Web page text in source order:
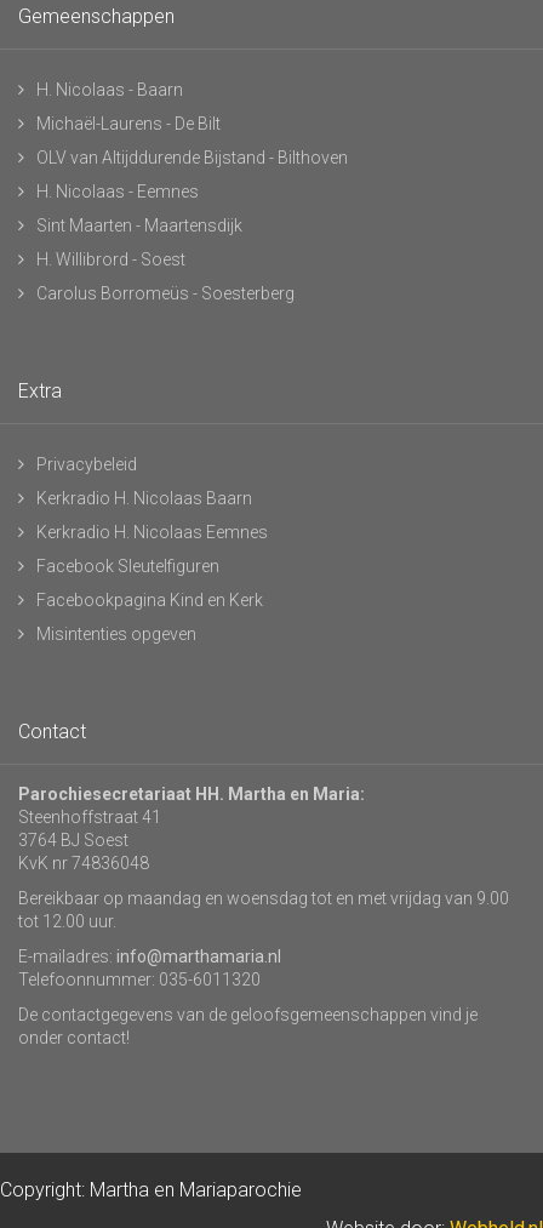
Gemeenschappen
H. Nicolaas - Baarn
Michaël-Laurens - De Bilt
OLV van Altijddurende Bijstand - Bilthoven
H. Nicolaas - Eemnes
Sint Maarten - Maartensdijk
H. Willibrord - Soest
Carolus Borromeüs - Soesterberg
Extra
Privacybeleid
Kerkradio H. Nicolaas Baarn
Kerkradio H. Nicolaas Eemnes
Facebook Sleutelfiguren
Facebookpagina Kind en Kerk
Misintenties opgeven
Contact
Parochiesecretariaat HH. Martha en Maria:
Steenhoffstraat 41
3764 BJ Soest
KvK nr 74836048
Bereikbaar op maandag en woensdag tot en met vrijdag van 9.00
tot 12.00 uur.
E-mailadres: info@marthamaria.nl
Telefoonnummer: 035-6011320
De contactgegevens van de geloofsgemeenschappen vind je
onder contact!
Copyright: Martha en Mariaparochie